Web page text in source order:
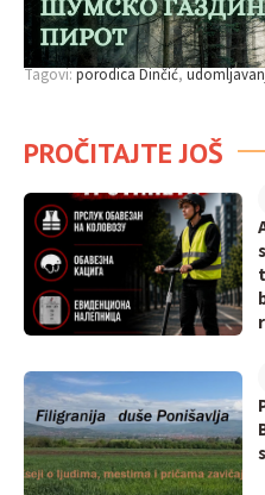
Tagovi:porodica Dinčić
PROČITAJTE JOŠ